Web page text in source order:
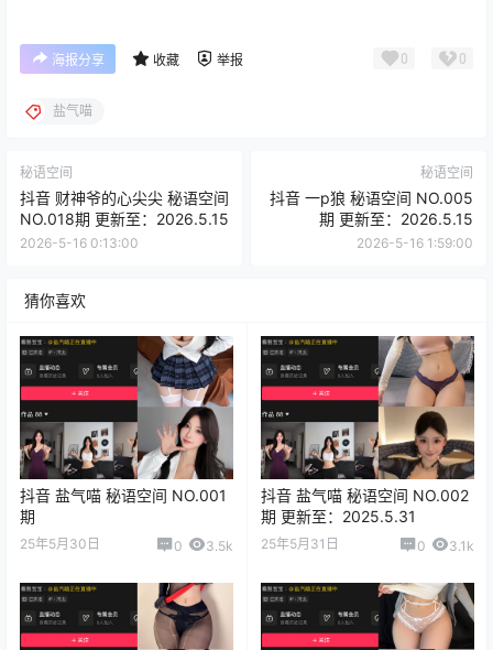
海报分享 收藏 举报 0 0
盐气喵
秘语空间
抖音 财神爷的心尖尖 秘语空间
NO.018期 更新至：2026.5.15
2026-5-16 0:13:00
秘语空间
抖音 一p狼 秘语空间 NO.005
期 更新至：2026.5.15
2026-5-16 1:59:00
猜你喜欢
抖音 盐气喵 秘语空间 NO.001
期
25年5月30日 0 3.5k
抖音 盐气喵 秘语空间 NO.002
期 更新至：2025.5.31
25年5月31日 0 3.1k